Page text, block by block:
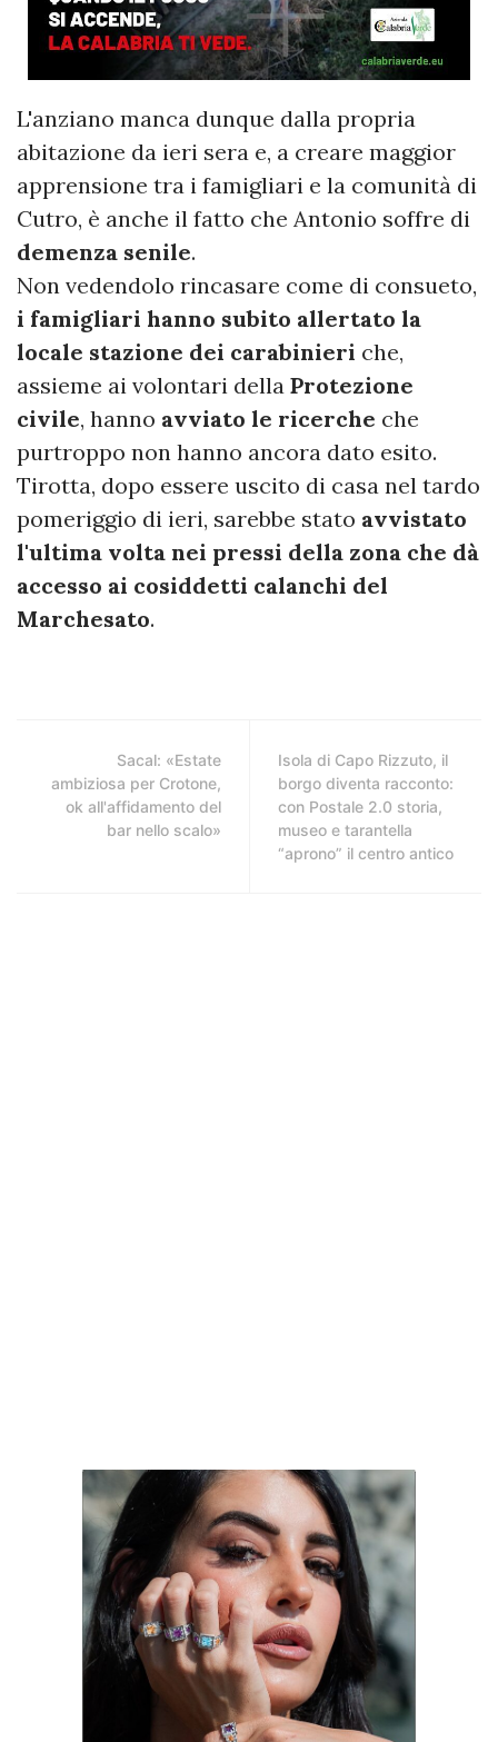
L'anziano manca dunque dalla propria
abitazione da ieri sera e, a creare maggior
apprensione tra i famigliari e la comunità di
Cutro, è anche il fatto che Antonio soffre di
demenza senile.
Non vedendolo rincasare come di consueto,
i famigliari hanno subito allertato la
locale stazione dei carabinieri che,
assieme ai volontari della Protezione
civile, hanno avviato le ricerche che
purtroppo non hanno ancora dato esito.
Tirotta, dopo essere uscito di casa nel tardo
pomeriggio di ieri, sarebbe stato avvistato
l'ultima volta nei pressi della zona che dà
accesso ai cosiddetti calanchi del
Marchesato.
Sacal: «Estate
ambiziosa per Crotone,
ok all'affidamento del
bar nello scalo»
Isola di Capo Rizzuto, il
borgo diventa racconto:
con Postale 2.0 storia,
museo e tarantella
“aprono” il centro antico